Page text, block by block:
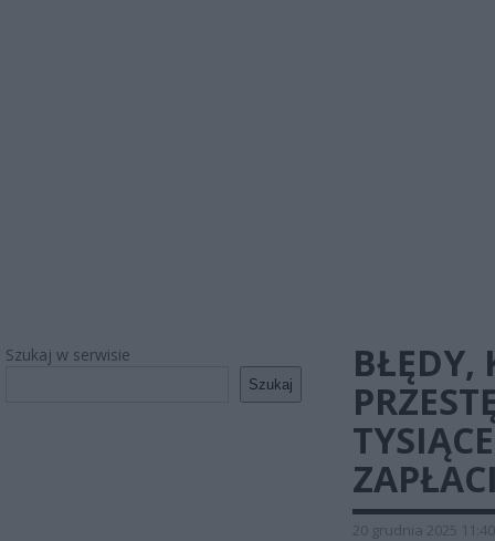
Szukaj w serwisie
Szukaj
BŁĘDY,
20 grudnia 2025 11:40